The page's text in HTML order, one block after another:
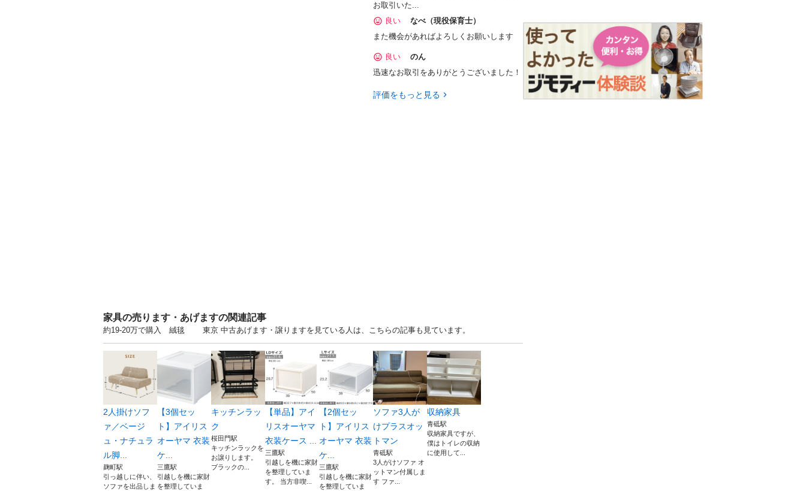
お取引いた...
良い
なべ（現役保育士）
また機会があればよろしくお願いします
良い
のん
迅速なお取引をありがとうございました！
評価をもっと見る
家具の売ります・あげますの関連記事
約19-20万で購入 絨毯 東京 中古あげます・譲りますを見ている人は、こちらの記事も見ています。
2人掛けソフ
ァ／ベージ
ュ・ナチュラ
ル脚...
麹町駅
引っ越しに伴い、
ソファを出品しま
【3個セッ
ト】アイリス
オーヤマ 衣装
ケ...
三鷹駅
引越しを機に家財
を整理していま
キッチンラッ
ク
桜田門駅
キッチンラックを
お譲りします。
ブラックの...
【単品】アイ
リスオーヤマ
衣装ケース ...
三鷹駅
引越しを機に家財
を整理していま
す。 当方非喫...
【2個セッ
ト】アイリス
オーヤマ 衣装
ケ...
三鷹駅
引越しを機に家財
を整理していま
ソファ3人が
けプラスオッ
トマン
青砥駅
3人がけソファ オ
ットマン付属しま
す ファ...
収納家具
青砥駅
収納家具ですが、
僕はトイレの収納
に使用して...